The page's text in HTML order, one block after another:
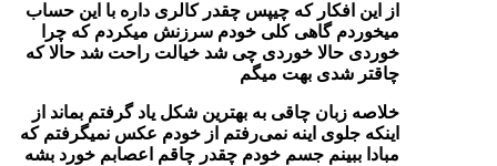
از این افکار که چیپس چقدر کالری داره با این حساب
میخوردم گاهی کلی خودم سرزنش میکردم که چرا
خوردی حالا خوردی چی شد خیالت راحت شد حالا که
چاقتر شدی بهت میگم
خلاصه زبان چاقی به بهترین شکل یاد گرفتم بماند از
اینکه جلوی اینه نمی‌رفتم از خودم عکس نمیگرفتم که
مبادا ببینم جسم خودم چقدر چاقم اعصابم خورد بشه